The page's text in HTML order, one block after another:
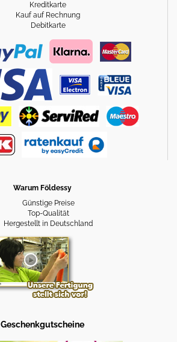
Kreditkarte
Kauf auf Rechnung
Debitkarte
Warum Földessy
Günstige Preise
Top-Qualität
Hergestellt in Deutschland
Geschenkgutscheine